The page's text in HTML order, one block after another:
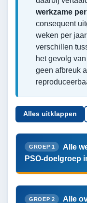
werkzame
consequent
weken per
verschillen
het gevolg
geen afbreuk
Alles uitklappen
GROEP 1
Alle
PSO-doelgroep
GROEP 2 Alle